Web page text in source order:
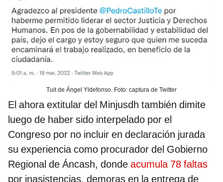
Tuit de Ángel Yldefonso. Foto: captura de Twitter
El ahora extitular del Minjusdh también dimite
luego de haber sido interpelado por el
Congreso por no incluir en declaración jurada
su experiencia como procurador del Gobierno
Regional de Áncash, donde acumula 78 faltas
por inasistencias, demoras en la entrega de